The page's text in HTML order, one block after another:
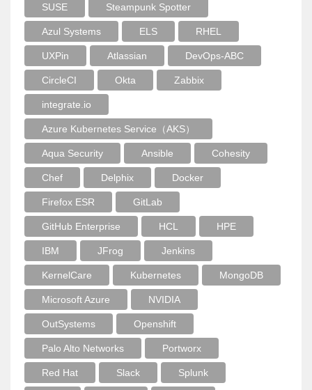
SUSE Steampunk Spotter
Azul Systems ELS RHEL
UXPin Atlassian DevOps-ABC
CircleCI Okta Zabbix
integrate.io
Azure Kubernetes Service（AKS）
Aqua Security Ansible Cohesity
Chef Delphix Docker
Firefox ESR GitLab
GitHub Enterprise HCL HPE
IBM JFrog Jenkins
KernelCare Kubernetes MongoDB
Microsoft Azure NVIDIA
OutSystems Openshift
Palo Alto Networks Portworx
Red Hat Slack Splunk